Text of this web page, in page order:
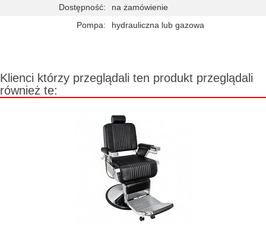
Dostępność:
na zamówienie
Pompa:
hydrauliczna lub gazowa
Klienci którzy przeglądali ten produkt przeglądali
również te: